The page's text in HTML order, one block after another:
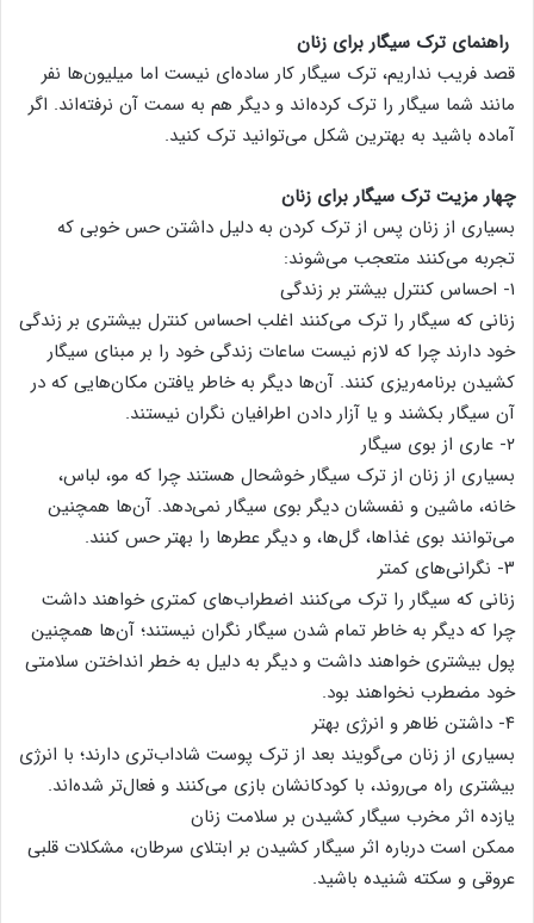
راهنمای ترک سیگار برای زنان
قصد فریب نداریم، ترک سیگار کار ساده‌ای نیست اما میلیون‌ها نفر
مانند شما سیگار را ترک کرده‌اند و دیگر هم به سمت آن نرفته‌اند. اگر
آماده باشید به بهترین شکل می‌توانید ترک کنید.
چهار مزیت ترک سیگار برای زنان
بسیاری از زنان پس از ترک کردن به دلیل داشتن حس خوبی که
تجربه می‌کنند متعجب می‌شوند:
۱- احساس کنترل بیشتر بر زندگی
زنانی که سیگار را ترک می‌کنند اغلب احساس کنترل بیشتری بر زندگی
خود دارند چرا که لازم نیست ساعات زندگی خود را بر مبنای سیگار
کشیدن برنامه‌ریزی کنند. آن‌ها دیگر به خاطر یافتن مکان‌هایی که در
آن سیگار بکشند و یا آزار دادن اطرافیان نگران نیستند.
۲- عاری از بوی سیگار
بسیاری از زنان از ترک سیگار خوشحال هستند چرا که مو، لباس‌،
خانه‌، ماشین‌ و نفسشان دیگر بوی سیگار نمی‌دهد. آن‌ها همچنین
می‌توانند بوی غذاها، گل‌ها، و دیگر عطرها را بهتر حس کنند.
۳- نگرانی‌های کمتر
زنانی که سیگار را ترک می‌کنند اضطراب‌های کمتری خواهند داشت
چرا که دیگر به خاطر تمام شدن سیگار نگران نیستند؛ آن‌ها همچنین
پول بیشتری خواهند داشت و دیگر به دلیل به خطر انداختن سلامتی
خود مضطرب نخواهند بود.
۴- داشتن ظاهر و انرژی بهتر
بسیاری از زنان می‌گویند بعد از ترک پوست شاداب‌تری دارند؛ با انرژی
بیشتری راه می‌روند، با کودکانشان بازی می‌کنند و فعال‌تر شده‌اند.
یازده اثر مخرب سیگار کشیدن بر سلامت زنان
ممکن است درباره اثر سیگار کشیدن بر ابتلای سرطان، مشکلات قلبی
عروقی و سکته شنیده باشید.